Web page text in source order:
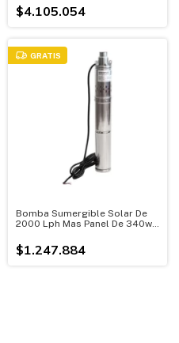
$4.105.054
GRATIS
Bomba Sumergible Solar De
2000 Lph Mas Panel De 340w -
$1.247.884